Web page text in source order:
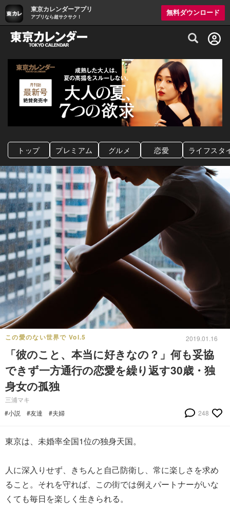
東京カレンダーアプリ
アプリなら超サクサク！
無料ダウンロード
グルメ情報・プレミアムレストラン予約
トップ プレミアム グルメ 恋愛 ライフスタ
この愛のない世界で Vol.5 2019.01.16
「彼のこと、本当に好きなの？」何も妥協
できず一方通行の恋愛を繰り返す30歳・独
身女の孤独
三浦マキ
#小説
#友達 #夫婦 248
東京は、未婚率全国1位の独身天国。
人に深入りせず、きちんと自己防衛し、常に楽しさを求め
ること。それを守れば、この街では例えパートナーがいな
くても毎日を楽しく生きられる。